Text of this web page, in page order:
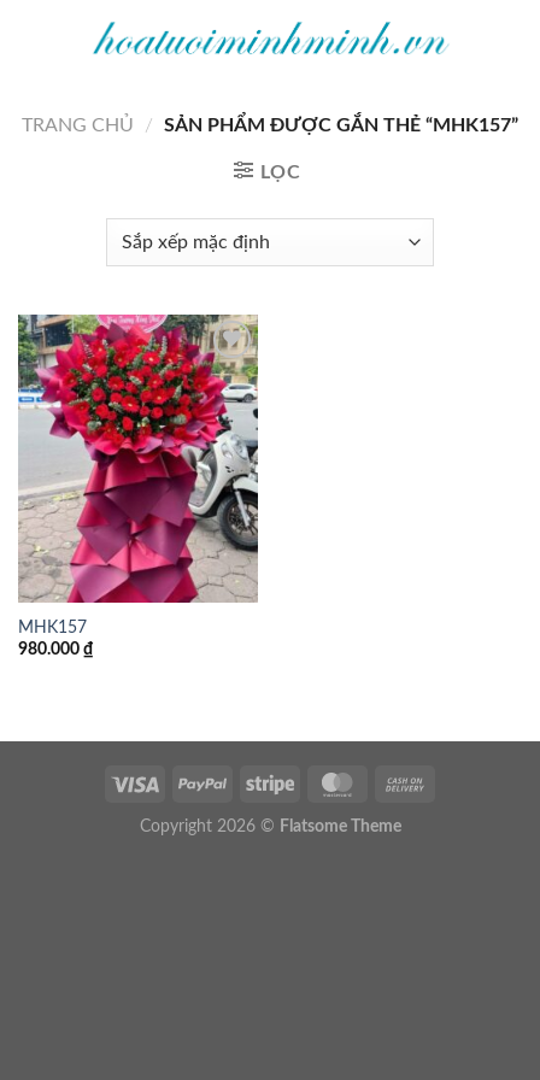
TRANG CHỦ
/ SẢN PHẨM ĐƯỢC GẮN THẺ “MHK157”
LỌC
Add to
wishlist
MHK157
980.000 ₫
Copyright 2026 © Flatsome Theme